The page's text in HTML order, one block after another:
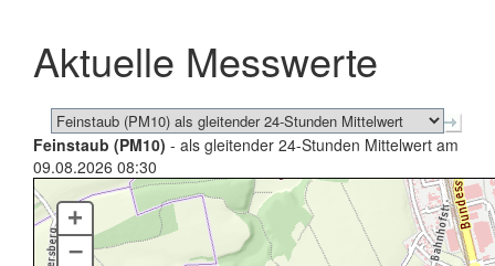
schließen
Aktuelle Messwerte
Feinstaub (PM10) - als gleitender 24-Stunden Mittelwert am
09.08.2026 08:30
+
–